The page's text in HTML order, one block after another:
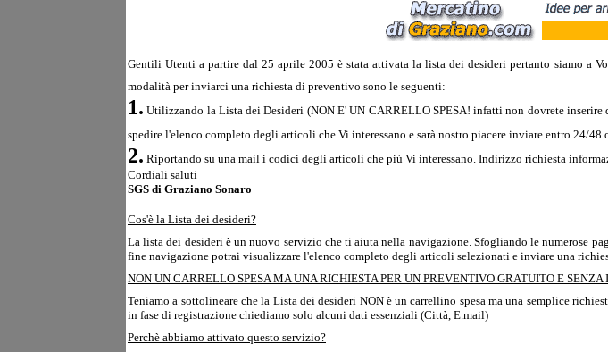
Gentili Utenti a partire dal 25 aprile 2005 è stata attivata la lista dei desideri pertanto siamo a
modalità per inviarci una richiesta di preventivo sono le seguenti:
1. Utilizzando la Lista dei Desideri (NON E' UN CARRELLO SPESA! infatti non dovrete
spedire l'elenco completo degli articoli che Vi interessano e sarà nostro piacere inviare entro 24/
2. Riportando su una mail i codici degli articoli che più Vi interessano. Indirizzo richiesta
Cordiali saluti
SGS di Graziano Sonaro
Cos'è la Lista dei desideri?
La lista dei desideri è un nuovo servizio che ti aiuta nella navigazione. Sfogliando le numerose
fine navigazione potrai visualizzare l'elenco completo degli articoli selezionati e inviare una
NON UN CARRELLO SPESA MA UNA RICHIESTA PER UN PREVENTIVO GRATUITO E SENZA
Teniamo a sottolineare che la Lista dei desideri NON è un carrellino spesa ma una semplice
in fase di registrazione chiediamo solo alcuni dati essenziali (Città, E.mail)
Perchè abbiamo attivato questo servizio?